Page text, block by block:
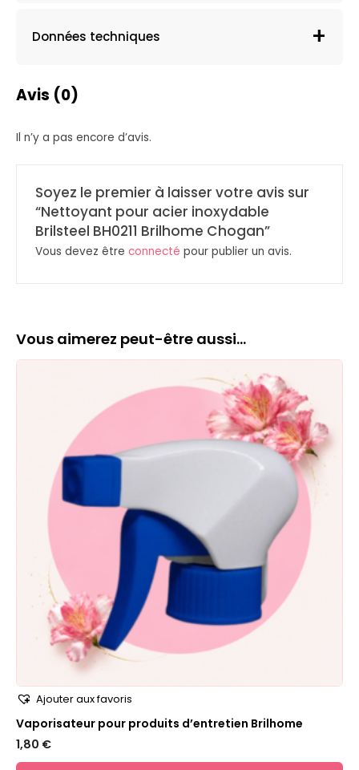
Données techniques
Avis (0)
Il n’y a pas encore d’avis.
Soyez le premier à laisser votre avis sur
“Nettoyant pour acier inoxydable
Brilsteel BH0211 Brilhome Chogan”
Vous devez être connecté pour publier un avis.
Vous aimerez peut-être aussi…
Ajouter aux favoris
Vaporisateur pour produits d’entretien Brilhome
1,80 €